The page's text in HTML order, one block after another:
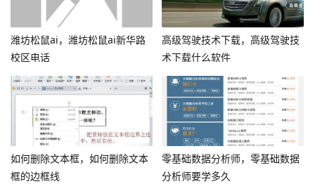
潍坊松鼠ai，潍坊松鼠ai新华路
校区电话
高级驾驶技术下载，高级驾驶技
术下载什么软件
如何删除文本框，如何删除文本
框的边框线
零基础数据分析师，零基础数据
分析师要学多久